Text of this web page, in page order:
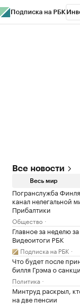
Подписка на РБК
Все новости
Весь мир
Погранслужба
канал нелегальной
Прибалтики
Общество
Главное за неделю
Видеоитоги РБК
Подписка на РБК
Что будет после
билля Грэма о
Политика
Минтруд раскрыл,
на две пенсии